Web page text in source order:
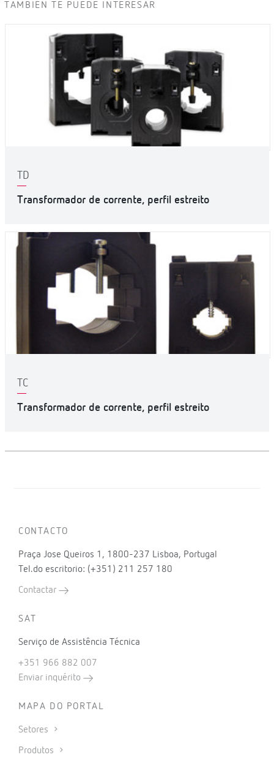
TAMBIÉN TE PUEDE INTERESAR
TD
Transformador de corrente, perfil estreito
TC
Transformador de corrente, perfil estreito
CONTACTO
Praça Jose Queiros 1, 1800-237 Lisboa, Portugal
Tel.do escritorio: (+351) 211 257 180
Contactar
SAT
Serviço de Assistência Técnica
+351 966 882 007
Enviar inquérito
MAPA DO PORTAL
Setores
Produtos